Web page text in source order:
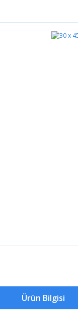
Ürün Bilgisi